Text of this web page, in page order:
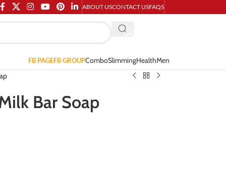
ABOUT USCONTACT USFAQS
FB PAGEFB GROUPComboSlimmingHealthMen
Bar Soap